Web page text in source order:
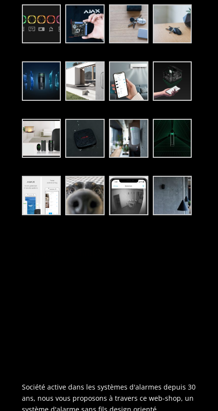
Société active dans les systèmes d'alarmes depuis 30
ans, nous vous proposons à travers ce web-shop, un